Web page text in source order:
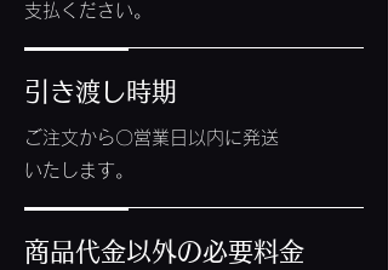
支払ください。
引き渡し時期
ご注文から〇営業日以内に発送
いたします。
商品代金以外の必要料金